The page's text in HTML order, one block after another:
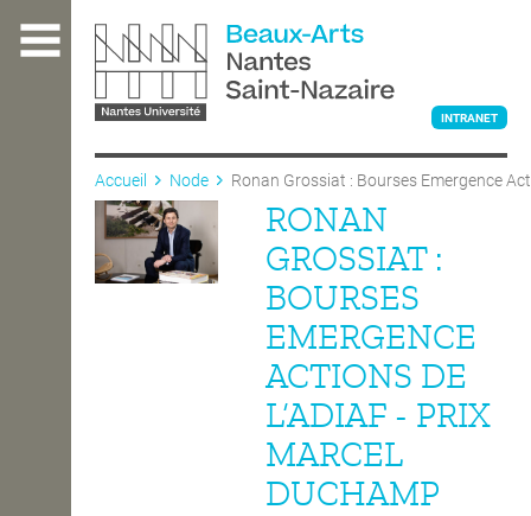
contenu
L'ÉCOLE
INTRANET
Accueil Node Ronan Grossiat : Bourses Emergence
RONAN
GROSSIAT :
BOURSES
EMERGENCE
ACTIONS DE
L’ADIAF - PRIX
MARCEL
DUCHAMP